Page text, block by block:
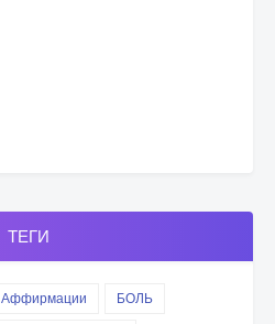
ТЕГИ
Аффирмации
БОЛЬ